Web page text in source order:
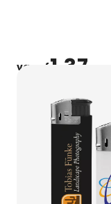
vanaf1,37